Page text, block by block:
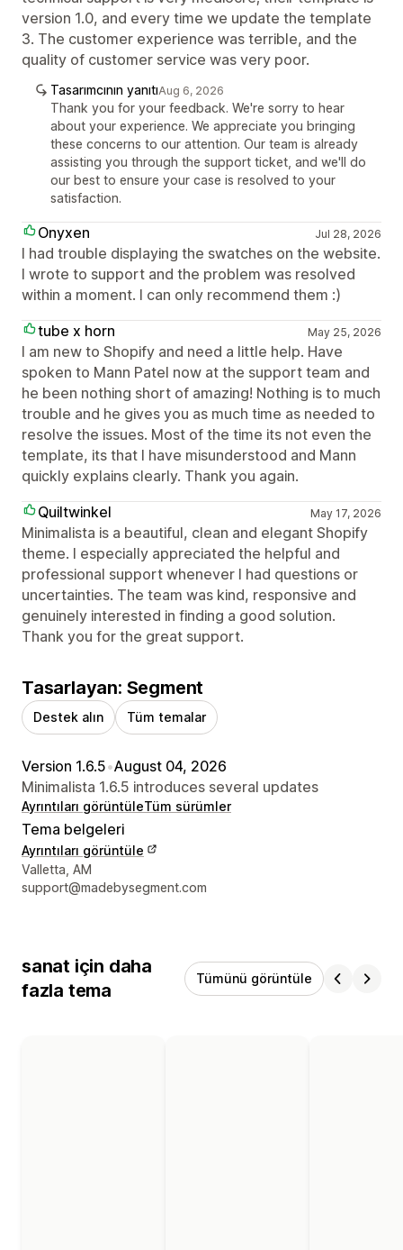
version 1.0, and every time we update the template
3. The customer experience was terrible, and the
quality of customer service was very poor.
Tasarımcının yanıtıAug 6, 2026
Thank you for your feedback. We're sorry to hear
about your experience. We appreciate you bringing
these concerns to our attention. Our team is already
assisting you through the support ticket, and we'll do
our best to ensure your case is resolved to your
satisfaction.
Onyxen Jul 28, 2026
I had trouble displaying the swatches on the website.
I wrote to support and the problem was resolved
within a moment. I can only recommend them :)
tube x horn
May 25, 2026
I am new to Shopify and need a little help. Have
spoken to Mann Patel now at the support team and
he been nothing short of amazing! Nothing is to much
trouble and he gives you as much time as needed to
resolve the issues. Most of the time its not even the
template, its that I have misunderstood and Mann
quickly explains clearly. Thank you again.
Quiltwinkel
May 17, 2026
Minimalista is a beautiful, clean and elegant Shopify
theme. I especially appreciated the helpful and
professional support whenever I had questions or
uncertainties. The team was kind, responsive and
genuinely interested in finding a good solution.
Thank you for the great support.
Tasarlayan: Segment
Destek alın Tüm temalar
Version 1.6.5•August 04, 2026
Minimalista 1.6.5 introduces several updates
Ayrıntıları görüntüleTüm sürümler
Tema belgeleri
Ayrıntıları görüntüle
Tasarımcı iletişim bilgileri
Valletta, AM
support@madebysegment.com
sanat için daha
fazla tema
Tümünü görüntüle